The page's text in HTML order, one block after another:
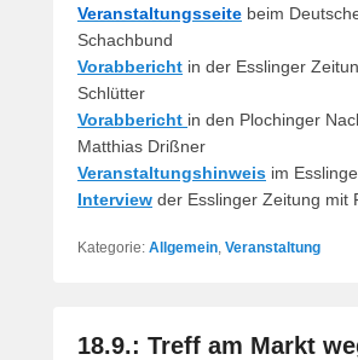
Veranstaltungsseite beim
Schachbund
Vorabbericht in der Esslinger
Schlütter
Vorabbericht in den Plochinger
Matthias Drißner
Veranstaltungshinweis im
Interview der Esslinger Zeitung mit
Kategorie: Allgemein, Veranstaltung
18.9.: Treff am Markt